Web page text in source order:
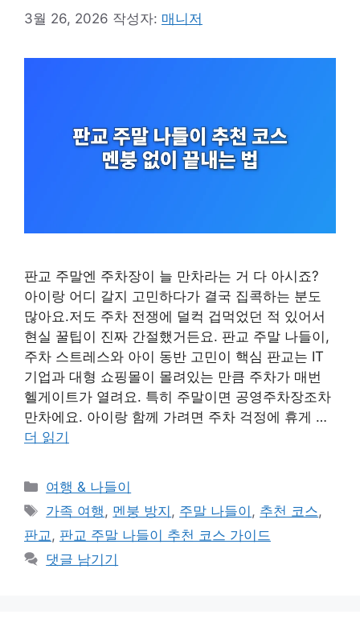
3월 26, 2026 작성자: 매니저
판교 주말엔 주차장이 늘 만차라는 거 다 아시죠?
아이랑 어디 갈지 고민하다가 결국 집콕하는 분도
많아요.저도 주차 전쟁에 덜컥 겁먹었던 적 있어서
현실 꿀팁이 진짜 간절했거든요. 판교 주말 나들이,
주차 스트레스와 아이 동반 고민이 핵심 판교는 IT
기업과 대형 쇼핑몰이 몰려있는 만큼 주차가 매번
헬게이트가 열려요. 특히 주말이면 공영주차장조차
만차에요. 아이랑 함께 가려면 주차 걱정에 휴게 …
더 읽기
카
테
리
여행 & 나들이
태
그
가족 여행, 멘붕 방지 , 주말 나들이 , 추천 코스,
판교, 판교 주말 나들이 추천 코스 가이드
댓글 남기기